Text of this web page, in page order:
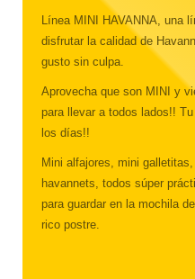
Línea MINI HAVANNA, una
disfrutar la calidad de
gusto sin culpa.
Aprovecha que son MINI y
para llevar a todos lados!!
los días!!
Mini alfajores, mini
havannets, todos súper
para guardar en la mochila
rico postre.